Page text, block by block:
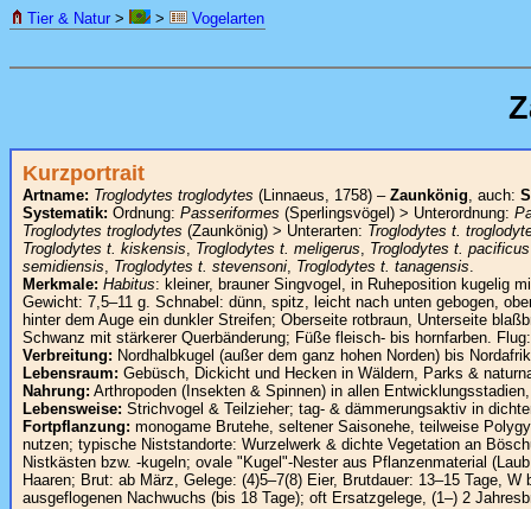
Tier & Natur > > Vogelarten
Kurzportrait
Artname: Troglodytes troglodytes (Linnaeus, 1758) – Zaunkönig, auch:
Systematik: Ordnung: Passeriformes (Sperlingsvögel) > Unterordnung:
Troglodytes troglodytes (Zaunkönig) > Unterarten: Troglodytes t.
Troglodytes t. kiskensis, Troglodytes t. meligerus, Troglodytes t. pacificus
semidiensis, Troglodytes t. stevensoni, Troglodytes t. tanagensis.
Merkmale: Habitus: kleiner, brauner Singvogel, in Ruheposition kugelig
Gewicht: 7,5–11 g. Schnabel: dünn, spitz, leicht nach unten gebogen,
hinter dem Auge ein dunkler Streifen; Oberseite rotbraun, Unterseite
Schwanz mit stärkerer Querbänderung; Füße fleisch- bis hornfarben.
Verbreitung: Nordhalbkugel (außer dem ganz hohen Norden) bis
Lebensraum: Gebüsch, Dickicht und Hecken in Wäldern, Parks &
Nahrung: Arthropoden (Insekten & Spinnen) in allen
Lebensweise: Strichvogel & Teilzieher; tag- & dämmerungsaktiv in
Fortpflanzung: monogame Brutehe, seltener Saisonehe, teilweise
nutzen; typische Niststandorte: Wurzelwerk & dichte Vegetation an
Nistkästen bzw. -kugeln; ovale "Kugel"-Nester aus Pflanzenmaterial
Haaren; Brut: ab März, Gelege: (4)5–7(8) Eier, Brutdauer: 13–15 Tage,
ausgeflogenen Nachwuchs (bis 18 Tage); oft Ersatzgelege, (1–) 2